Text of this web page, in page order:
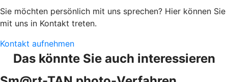
Sie möchten persönlich mit uns sprechen? Hier können Sie
mit uns in Kontakt treten.
Kontakt aufnehmen
Das könnte Sie auch interessieren